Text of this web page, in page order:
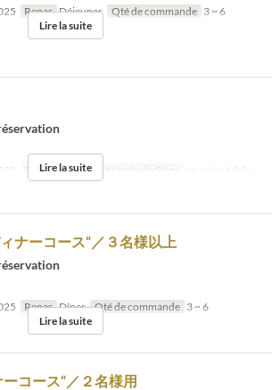
Repas Déjeuner Qté de commande 3 ~ 6
Lire la suite
Repas Dîner Catégorie de Siège counter, table
Lire la suite
ナーコース“／３名様以上
Repas Dîner Qté de commande 3 ~ 6
Lire la suite
ーコース“／２名様用